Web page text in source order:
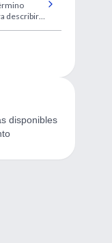
describir
disponibles